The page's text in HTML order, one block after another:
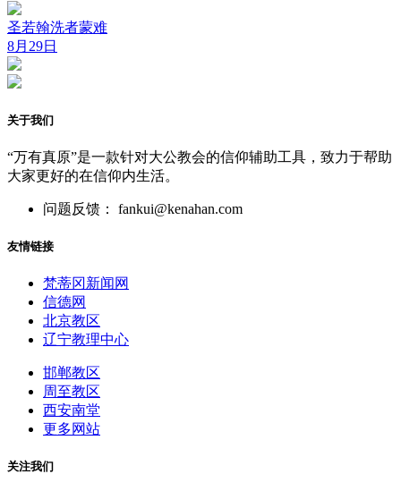
圣若翰洗者蒙难
8月29日
关于我们
“万有真原”是一款针对大公教会的信仰辅助工具，致力于帮助
大家更好的在信仰内生活。
问题反馈： fankui@kenahan.com
友情链接
梵蒂冈新闻网
信德网
北京教区
辽宁教理中心
邯郸教区
周至教区
西安南堂
更多网站
关注我们